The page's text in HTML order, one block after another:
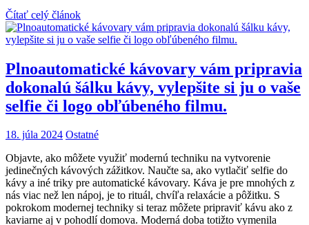
Čítať celý článok
Plnoautomatické kávovary vám pripravia
dokonalú šálku kávy, vylepšite si ju o vaše
selfie či logo obľúbeného filmu.
18. júla 2024 Ostatné
Objavte, ako môžete využiť modernú techniku na vytvorenie
jedinečných kávových zážitkov. Naučte sa, ako vytlačiť selfie do
kávy a iné triky pre automatické kávovary. Káva je pre mnohých z
nás viac než len nápoj, je to rituál, chvíľa relaxácie a pôžitku. S
pokrokom modernej techniky si teraz môžete pripraviť kávu ako z
kaviarne aj v pohodlí domova. Moderná doba totižto vymenila